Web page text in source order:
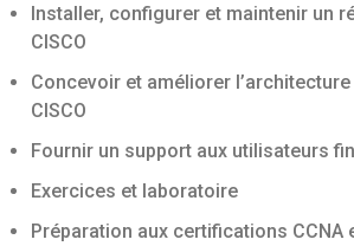
Installer, configurer et maintenir un
CISCO
Concevoir et améliorer
CISCO
Fournir un support aux utilisateurs
Exercices et laboratoire
Préparation aux certifications CCNA